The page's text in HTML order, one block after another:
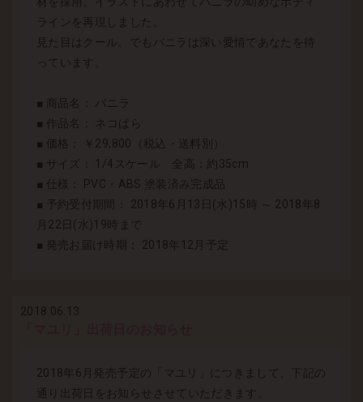
ラインを再現しました。
見た目はクール。でもバニラは深い愛情であなたを待
っています。
■ 商品名： バニラ
■ 作品名： ネコぱら
■ 価格： ￥29,800（税込・送料別）
■ サイズ： 1/4スケール 全高：約35cm
■ 仕様： PVC・ABS 塗装済み完成品
■ 予約受付期間： 2018年6月13日(水)15時 ～ 2018年8
月22日(水)19時まで
■ 発売お届け時期： 2018年12月予定
2018.06.13
2018年6月発売予定の「マユリ」につきまして、下記の
通り出荷日をお知らせさせていただきます。